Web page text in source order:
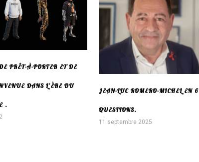
PRÊT-À-PORTER ET DE
DANS L’ÈRE DU
.
JEAN-LUC ROMERO-MICHEL EN 6
QUESTIONS.
11 septembre 2025